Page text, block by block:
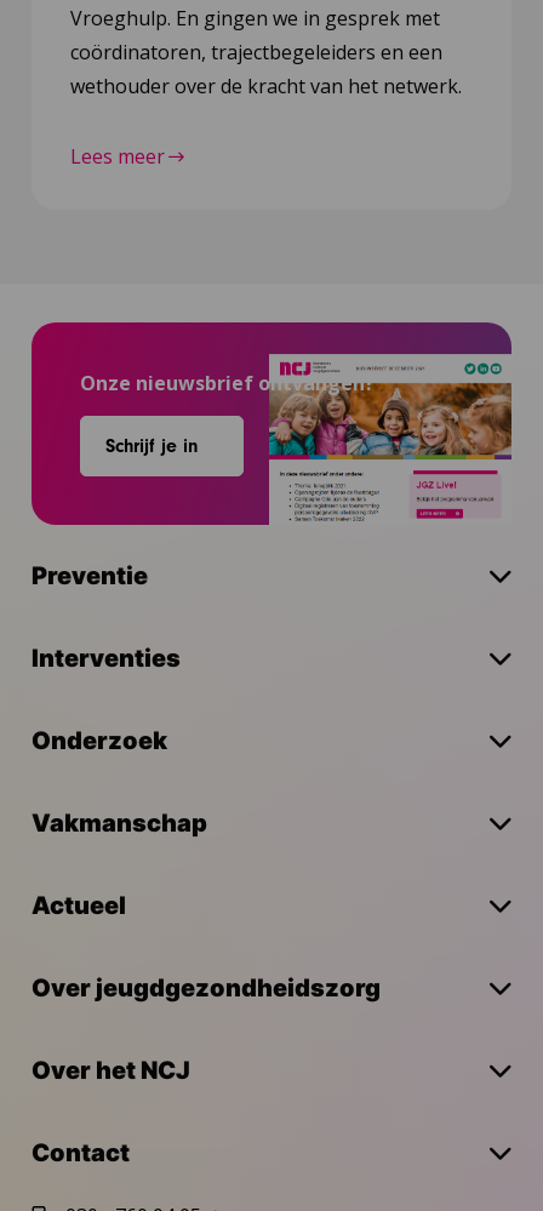
Vroeghulp. En gingen we in gesprek met
coördinatoren, trajectbegeleiders en een
wethouder over de kracht van het netwerk.
Lees meer
Onze nieuwsbrief ontvangen?
Schrijf je in
Preventie
Interventies
Onderzoek
Vakmanschap
Actueel
Over jeugdgezondheidszorg
Over het NCJ
Contact